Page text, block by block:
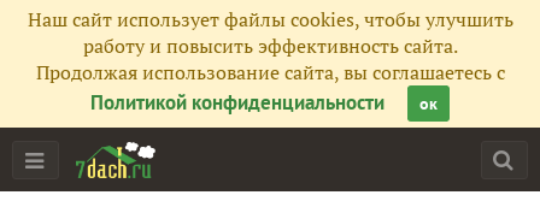
Наш сайт использует файлы cookies, чтобы улучшить
работу и повысить эффективность сайта.
Продолжая использование сайта, вы соглашаетесь с
Политикой конфиденциальности
ок